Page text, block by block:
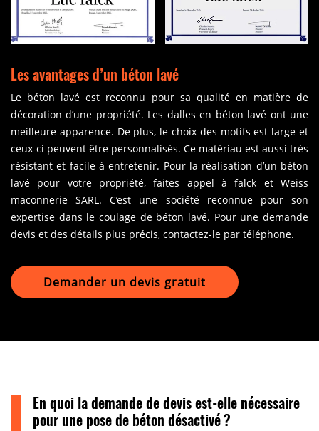
Les avantages d’un béton lavé
Le béton lavé est reconnu pour sa qualité en matière de
décoration d’une propriété. Les dalles en béton lavé ont une
meilleure apparence. De plus, le choix des motifs est large et
ceux-ci peuvent être personnalisés. Ce matériau est aussi très
résistant et facile à entretenir. Pour la réalisation d’un béton
lavé pour votre propriété, faites appel à falck et Weiss
maconnerie SARL. C’est une société reconnue pour son
expertise dans le coulage de béton lavé. Pour une demande
devis et des détails plus précis, contactez-le par téléphone.
Demander un devis gratuit
En quoi la demande de devis est-elle nécessaire
pour une pose de béton désactivé ?